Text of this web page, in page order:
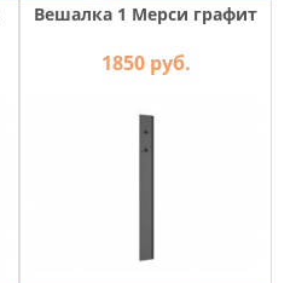
Вешалка 1 Мерси графит
1850 руб.